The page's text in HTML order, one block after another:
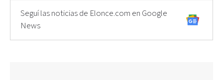
Seguí las noticias de Elonce.com en Google
News